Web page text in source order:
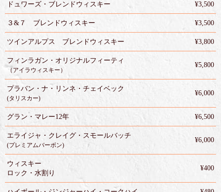
ドュワーズ・ブレンドウィスキー ¥3,500
３&７ ブレンドウィスキー ¥3,500
ツインアルプス ブレンドウィスキー ¥3,800
フィンラガン・オリジナルフィーティ
（アイラウィスキー）
¥5,800
プラバン・ナ・リンネ・チェイベック
(タリスカー)
¥6,000
グラン・マレー12年 ¥6,500
エライジャ・クレイグ・スモールバッチ
(プレミアムバーボン)
¥6,000
ウィスキー
ロック・水割り
¥400